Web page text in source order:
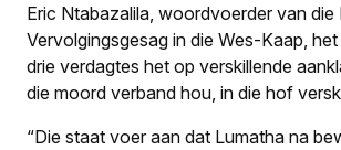
Eric Ntabazalila, woordvoerder van die
Vervolgingsgesag in die Wes-Kaap,
drie verdagtes het op verskillende
die moord verband hou, in die hof
“Die staat voer aan dat Lumatha na